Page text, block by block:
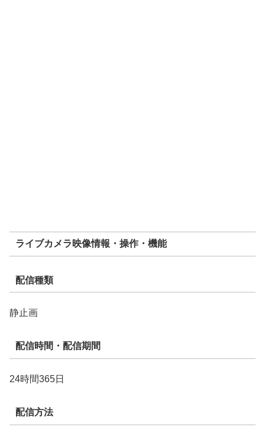
ライブカメラ映像情報・操作・機能
配信種類
静止画
配信時間・配信期間
24時間365日
配信方法